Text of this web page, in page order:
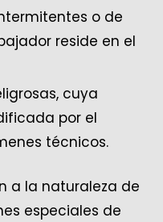
o de
reside en el
cuya
por el
técnicos.
a la naturaleza de
especiales de